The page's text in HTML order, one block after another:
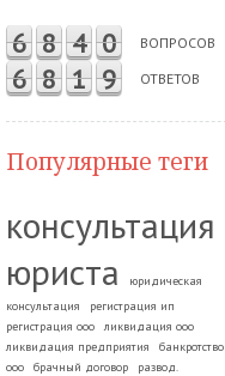
6 8 4 0 ВОПРОСОВ
6 8 1 9 ОТВЕТОВ
Популярные теги
консультация
юриста
юридическая
консультация
регистрация ип
регистрация ооо
ликвидация ооо
ликвидация предприятия
банкротство
ооо
брачный договор
развод.